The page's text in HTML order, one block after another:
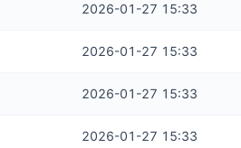
2026-01-27 15:33
2026-01-27 15:33
2026-01-27 15:33
2026-01-27 15:33